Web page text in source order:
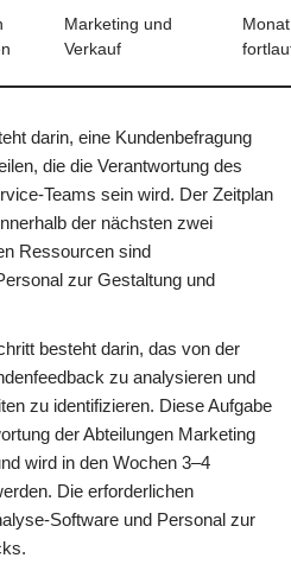
Marketing und
Verkauf
darin, eine Kundenbefragung
die die Verantwortung des
Teams sein wird. Der Zeitplan
der nächsten zwei
Ressourcen sind
zur Gestaltung und
besteht darin, das von der
zu analysieren und
zu identifizieren. Diese Aufgabe
der Abteilungen Marketing
wird in den Wochen 3–4
Die erforderlichen
Software und Personal zur